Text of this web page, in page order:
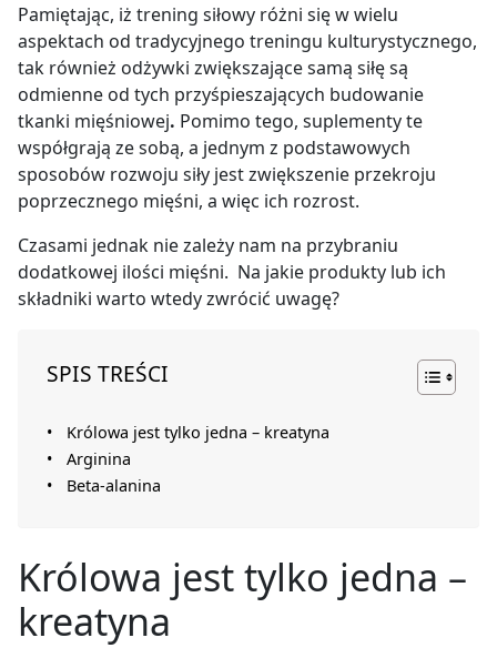
Pamiętając, iż trening siłowy różni się w wielu
aspektach od tradycyjnego treningu kulturystycznego,
tak również odżywki zwiększające samą siłę są
odmienne od tych przyśpieszających budowanie
tkanki mięśniowej. Pomimo tego, suplementy te
współgrają ze sobą, a jednym z podstawowych
sposobów rozwoju siły jest zwiększenie przekroju
poprzecznego mięśni, a więc ich rozrost.
Czasami jednak nie zależy nam na przybraniu
dodatkowej ilości mięśni. Na jakie produkty lub ich
składniki warto wtedy zwrócić uwagę?
SPIS TREŚCI
Królowa jest tylko jedna – kreatyna
Arginina
Beta-alanina
Królowa jest tylko jedna –
kreatyna